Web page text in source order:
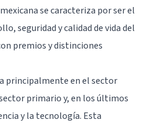
se caracteriza por ser el
seguridad y calidad de vida del
premios y distinciones
principalmente en el sector
primario y, en los últimos
y la tecnología. Esta